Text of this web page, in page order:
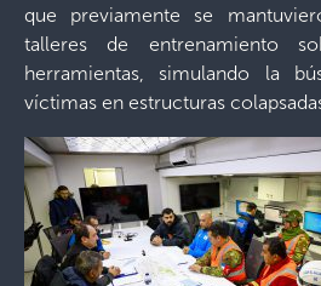
que previamente se
talleres de entrenamiento
herramientas, simulando la
víctimas en estructuras